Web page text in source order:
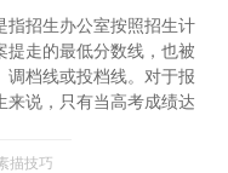
指招生办公室按照招生计
提走的最低分数线，也被
调档线或投档线。对于报
来说，只有当高考成绩达
描技巧